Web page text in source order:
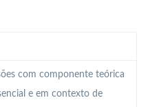
com componente teórica
e em contexto de